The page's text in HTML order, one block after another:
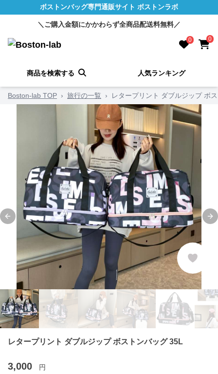
ボストンバッグ専門通販サイト ボストンラボ
＼ご購入金額にかかわらず全商品配送料無料／
0 0
商品を検索する 人気ランキング
Boston-lab TOP › 旅行の一覧 › レタープリント ダブルジップ ボ
Previous slide
レタープリント ダブルジップ ボストンバッグ 35L
3,000 円